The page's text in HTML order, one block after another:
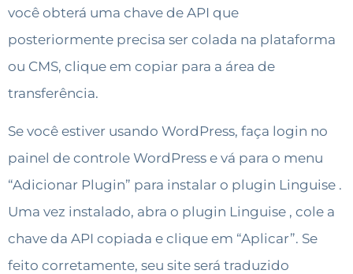
você obterá uma chave de API que
posteriormente precisa ser colada na plataforma
ou CMS, clique em copiar para a área de
transferência.
Se você estiver usando WordPress, faça login no
painel de controle WordPress e vá para o menu
“Adicionar Plugin” para instalar o plugin Linguise .
Uma vez instalado, abra o plugin Linguise , cole a
chave da API copiada e clique em “Aplicar”. Se
feito corretamente, seu site será traduzido